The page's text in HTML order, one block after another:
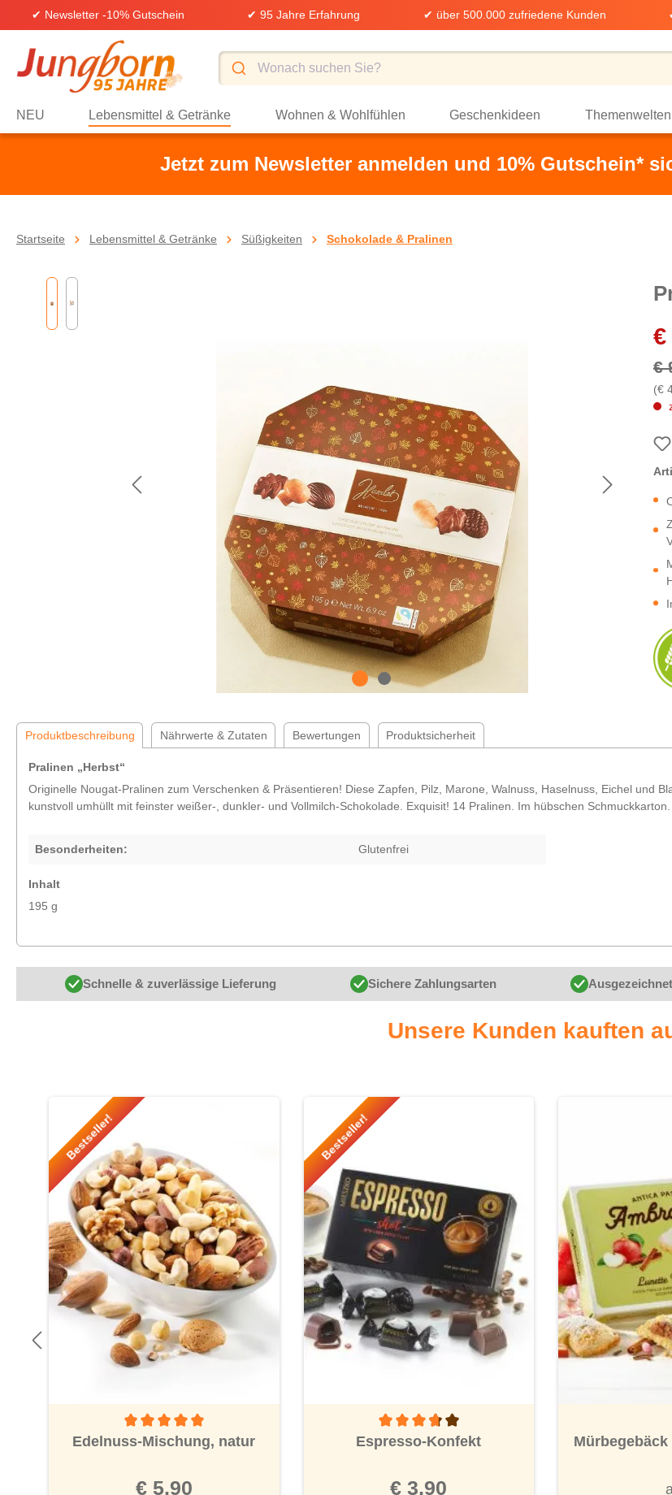
Zur Hauptnavigation springen
✔ Newsletter -10% Gutschein ✔ 95 Jahre Erfahrung ✔ über 500.000 zufriedene Kunden
NEU Lebensmittel & Getränke Wohnen & Wohlfühlen Geschenkideen Themenwelten
Jetzt zum Newsletter anmelden und 10% Gutschein*
Startseite Lebensmittel & Getränke Süßigkeiten Schokolade & Pralinen
Bildergalerie überspringen
€
€
(€
Produktbeschreibung Nährwerte & Zutaten Bewertungen Produktsicherheit
Pralinen „Herbst“
Originelle Nougat-Pralinen zum Verschenken & Präsentieren! Diese Zapfen, Pilz, Marone, Walnuss, Haselnuss, Eichel und
kunstvoll umhüllt mit feinster weißer-, dunkler- und Vollmilch-Schokolade. Exquisit! 14 Pralinen. Im hübschen Schmuckkarton.
Besonderheiten: Glutenfrei
Inhalt
195 g
Schnelle & zuverlässige Lieferung Sichere Zahlungsarten
Unsere Kunden kauften
Produktgalerie überspringen
Bestseller!
Durchschnittliche Bewertung von 5 von 5 Sternen
Edelnuss-Mischung, natur
€ 5,90
Bestseller!
Durchschnittliche Bewertung von 3.6 von 5 Sternen
Espresso-Konfekt
€ 3,90